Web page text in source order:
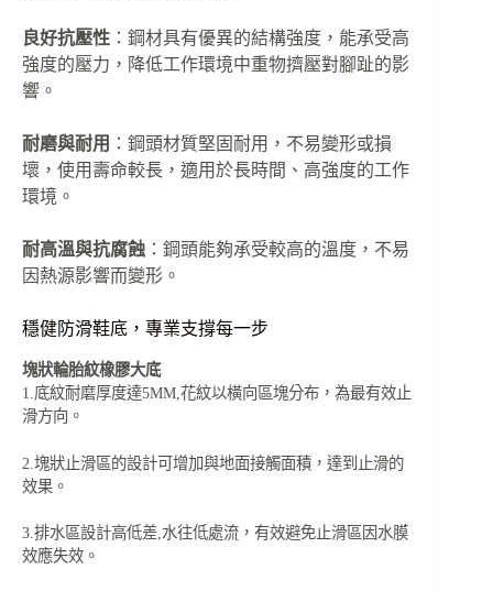
良好抗壓性 ：鋼材具有優異的結構強度，能承受高
強度的壓力，降低工作環境中重物擠壓對腳趾的影
響。
耐磨與耐用 ：鋼頭材質堅固耐用，不易變形或損
壞，使用壽命較長，適用於長時間、高強度的工作
環境。
耐高溫與抗腐蝕 ：鋼頭能夠承受較高的溫度，不易
因熱源影響而變形。
穩健防滑鞋底，專業支撐每一步
塊狀輪胎紋橡膠大底
1.底紋耐磨厚度達5MM,花紋以橫向區塊分布，為最有效止
滑方向。
2.塊狀止滑區的設計可增加與地面接觸面積，達到止滑的
效果。
3.排水區設計高低差,水往低處流，有效避免止滑區因水膜
效應失效。